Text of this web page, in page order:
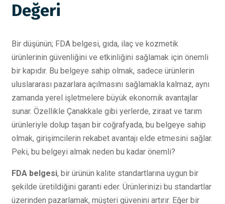
Değeri
Bir düşünün; FDA belgesi, gıda, ilaç ve kozmetik
ürünlerinin güvenliğini ve etkinliğini sağlamak için önemli
bir kapıdır. Bu belgeye sahip olmak, sadece ürünlerin
uluslararası pazarlara açılmasını sağlamakla kalmaz, aynı
zamanda yerel işletmelere büyük ekonomik avantajlar
sunar. Özellikle Çanakkale gibi yerlerde, ziraat ve tarım
ürünleriyle dolup taşan bir coğrafyada, bu belgeye sahip
olmak, girişimcilerin rekabet avantajı elde etmesini sağlar.
Peki, bu belgeyi almak neden bu kadar önemli?
FDA belgesi, bir ürünün kalite standartlarına uygun bir
şekilde üretildiğini garanti eder. Ürünlerinizi bu standartlar
üzerinden pazarlamak, müşteri güvenini artırır. Eğer bir